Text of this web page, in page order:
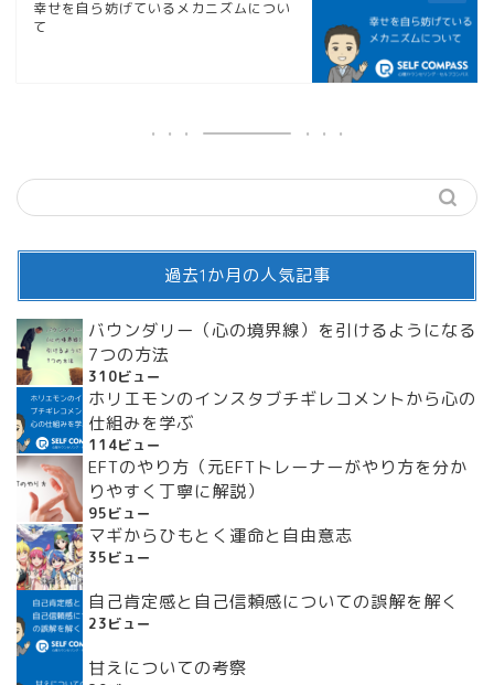
幸せを自ら妨げているメカニズムについ
て
過去1か月の人気記事
バウンダリー（心の境界線）を引けるようになる
7つの方法
310ビュー
ホリエモンのインスタブチギレコメントから心の
仕組みを学ぶ
114ビュー
EFTのやり方（元EFTトレーナーがやり方を分か
りやすく丁寧に解説）
95ビュー
マギからひもとく運命と自由意志
35ビュー
自己肯定感と自己信頼感についての誤解を解く
23ビュー
甘えについての考察